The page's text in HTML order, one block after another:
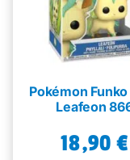
Pokémon Funko
Leafeon
18,90 €